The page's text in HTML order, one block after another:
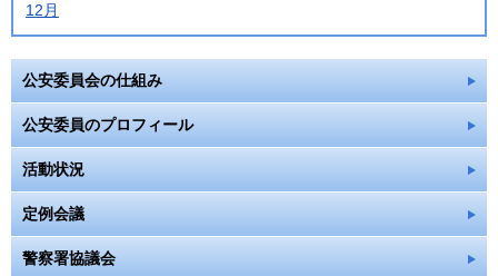
12月
公安委員会の仕組み
公安委員のプロフィール
活動状況
定例会議
警察署協議会